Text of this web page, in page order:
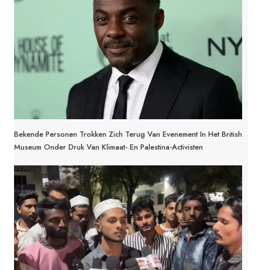
Bekende Personen Trokken Zich Terug Van Evenement In Het British
Museum Onder Druk Van Klimaat- En Palestina-Activisten